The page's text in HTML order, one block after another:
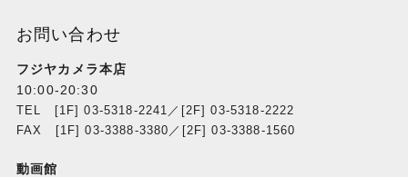
お問い合わせ
フジヤカメラ本店
10:00-20:30
TEL [1F] 03-5318-2241／[2F] 03-5318-2222
FAX [1F] 03-3388-3380／[2F] 03-3388-1560
動画館